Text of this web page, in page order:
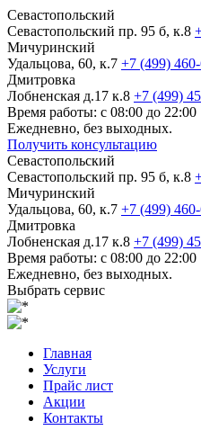
Севастопольский
Севастопольский пр. 95 б, к.8
Мичуринский
Удальцова, 60, к.7 +7 (499)
Дмитровка
Лобненская д.17 к.8 +7 (499)
Время работы: с 08:00 до 22:00
Ежедневно, без выходных.
Получить консультацию
Севастопольский
Севастопольский пр. 95 б, к.8
Мичуринский
Удальцова, 60, к.7 +7 (499)
Дмитровка
Лобненская д.17 к.8 +7 (499)
Время работы: с 08:00 до 22:00
Ежедневно, без выходных.
Выбрать сервис
Главная
Услуги
Прайс лист
Акции
Контакты